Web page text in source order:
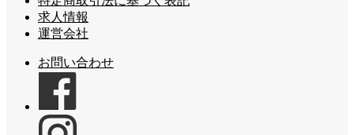
求人情報
運営会社
お問い合わせ